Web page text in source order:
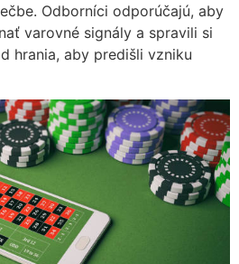
Odborníci odporúčajú, aby
varovné signály a spravili si
hrania, aby predišli vzniku